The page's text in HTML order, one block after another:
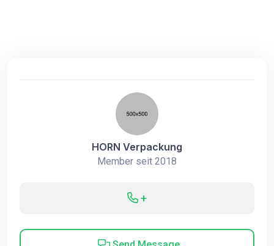
HORN Verpackung
Member seit 2018
+